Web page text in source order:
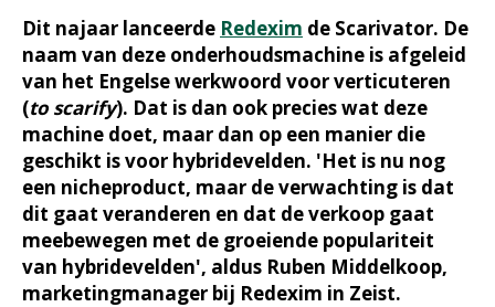
Dit najaar lanceerde Redexim de Scarivator. De
naam van deze onderhoudsmachine is afgeleid
van het Engelse werkwoord voor verticuteren
(to scarify). Dat is dan ook precies wat deze
machine doet, maar dan op een manier die
geschikt is voor hybridevelden. 'Het is nu nog
een nicheproduct, maar de verwachting is dat
dit gaat veranderen en dat de verkoop gaat
meebewegen met de groeiende populariteit
van hybridevelden', aldus Ruben Middelkoop,
marketingmanager bij Redexim in Zeist.